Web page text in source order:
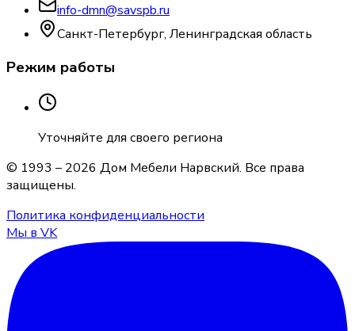
info-dmn@savspb.ru
Санкт-Петербург, Ленинградская область
Режим работы
Уточняйте для своего региона
© 1993 – 2026 Дом Мебели Нарвский. Все права
защищены.
Политика конфиденциальности
Мы в VK